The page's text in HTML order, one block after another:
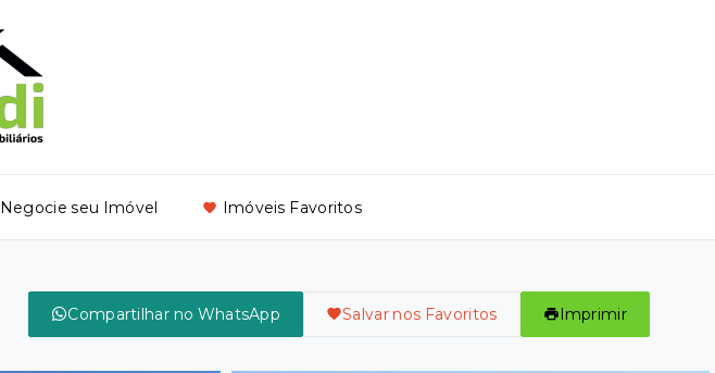
Negocie seu Imóvel Imóveis Favoritos
Compartilhar no WhatsApp Salvar nos Favoritos Imprimir